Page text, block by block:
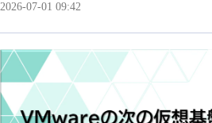
2026-07-01 09:42